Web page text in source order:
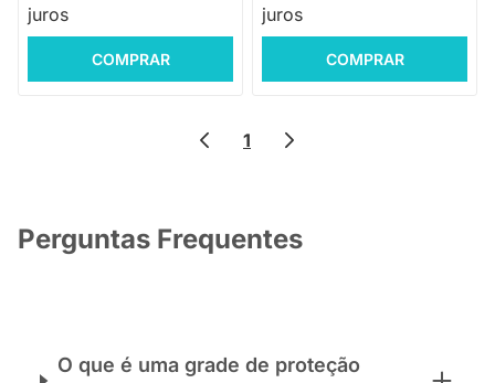
juros
COMPRAR
juros
COMPRAR
1
Perguntas Frequentes
O que é uma grade de proteção